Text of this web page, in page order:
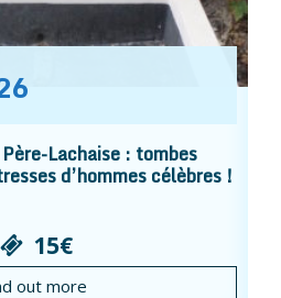
Lachaise : tombes
d’hommes célèbres !
15€
out more